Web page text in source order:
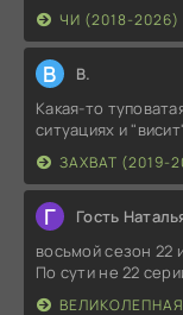
ЧИ (2018-2026)
В В.
Какая-то
ситуациях и
ЗАХВАТ (2019-
Г Гость
восьмой сезон 22
По сути не 22